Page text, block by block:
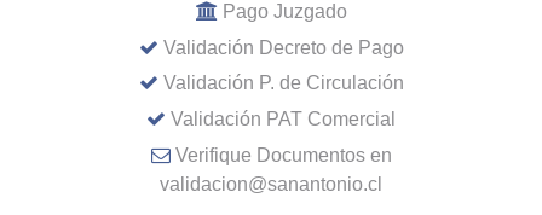
Pago Juzgado
Validación Decreto de Pago
Validación P. de Circulación
Validación PAT Comercial
Verifique Documentos en
validacion@sanantonio.cl